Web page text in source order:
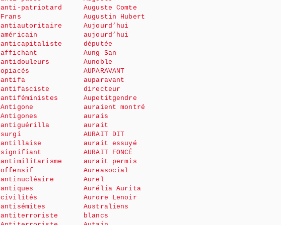
anti-patriotard
Frans
antiautoritaire
américain
anticapitaliste
affichant
antidouleurs
opiacés
antifa
antifasciste
antiféministes
Antigone
Antigones
antiguérilla
surgi
antillaise
signifiant
antimilitarisme
offensif
antinucléaire
antiques
civilités
antisémites
antiterroriste
Auguste Comte
Augustin Hubert
Aujourd’hui
aujourd’hui
députée
Aung San
Aunoble
AUPARAVANT
auparavant
directeur
Aupetitgendre
auraient montré
aurais
aurait
AURAIT DIT
aurait essuyé
AURAIT FONCÉ
aurait permis
Aureasocial
Aurel
Aurélia Aurita
Aurore Lenoir
Australiens
blancs